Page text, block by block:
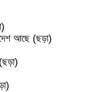
আছে (ছড়া)